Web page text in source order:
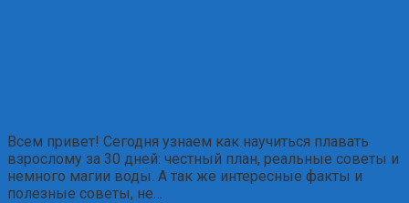
Всем привет! Сегодня узнаем как научиться плавать
взрослому за 30 дней: честный план, реальные советы и
немного магии воды. А так же интересные факты и
полезные советы, не…